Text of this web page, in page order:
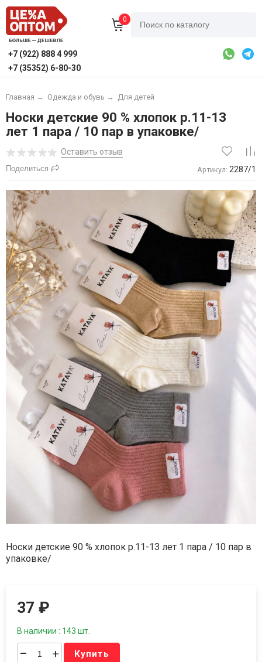
0
+7 (922) 888 4 999
+7 (35352) 6-80-30
Главная → Одежда и обувь → Для детей
Носки детские 90 % хлопок р.11-13
лет 1 пара / 10 пар в упаковке/
Оставить отзыв
Поделиться Артикул: 2287/1
Носки детские 90 % хлопок р.11-13 лет 1 пара / 10 пар в
упаковке/
37₽
В наличии : 143 шт.
– + Купить